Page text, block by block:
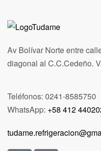
Av Bolívar Norte entre
diagonal al C.C.Cedeño.
Teléfonos: 0241-8585750
WhatsApp: +58 412